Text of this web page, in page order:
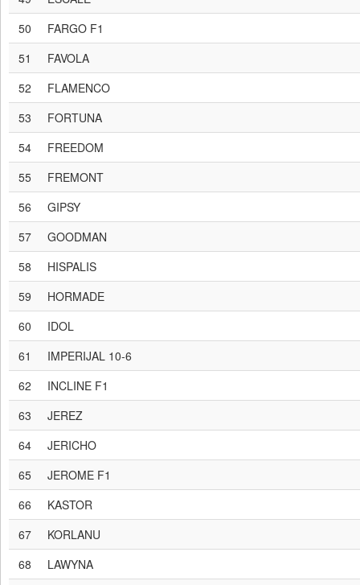
50
FARGO F1
51
FAVOLA
52
FLAMENCO
53
FORTUNA
54
FREEDOM
55
FREMONT
56
GIPSY
57
GOODMAN
58
HISPALIS
59
HORMADE
60
IDOL
61
IMPERIJAL 10-6
62
INCLINE F1
63
JEREZ
64
JERICHO
65
JEROME F1
66
KASTOR
67
KORLANU
68
LAWYNA